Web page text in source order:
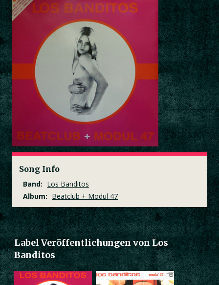
Song Info
Band: Los Banditos
Album: Beatclub + Modul 47
Label Veröffentlichungen von Los
Banditos